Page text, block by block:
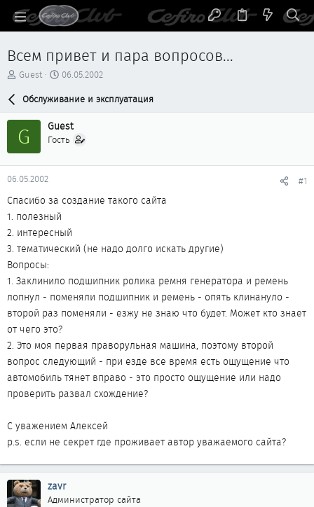
Всем привет и пара вопросов...
А
р
т
м
ы
Guest
Д
т
н
а
а
06.05.2002
Обслуживание и эксплуатация
G Guest
Гость
06.05.2002 #1
Спасибо за создание такого сайта
1. полезный
2. интересный
3. тематический (не надо долго искать другие)
Вопросы:
1. Заклинило подшипник ролика ремня генератора и ремень
лопнул - поменяли подшипник и ремень - опять клинануло -
второй раз поменяли - езжу не знаю что будет. Может кто знает
от чего это?
2. Это моя первая праворульная машина, поэтому второй
вопрос следующий - при езде все время есть ощущение что
автомобиль тянет вправо - это просто ощущение или надо
проверить развал схождение?
С уважением Алексей
p.s. если не секрет где проживает автор уважаемого сайта?
zavr
Администратор сайта